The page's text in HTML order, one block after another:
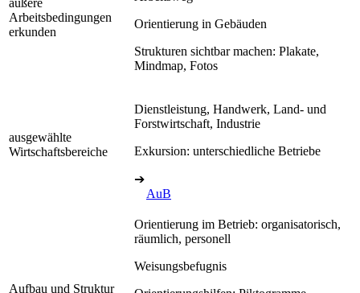
Arbeitsbedingungen
erkunden
Orientierung in Gebäuden
Strukturen sichtbar machen: Plakate,
Mindmap, Fotos
ausgewählte
Wirtschaftsbereiche
Dienstleistung, Handwerk, Land- und
Forstwirtschaft, Industrie
Exkursion: unterschiedliche Betriebe
➔
AuB
Aufbau und Struktur
Orientierung im Betrieb: organisatorisch,
räumlich, personell
Weisungsbefugnis